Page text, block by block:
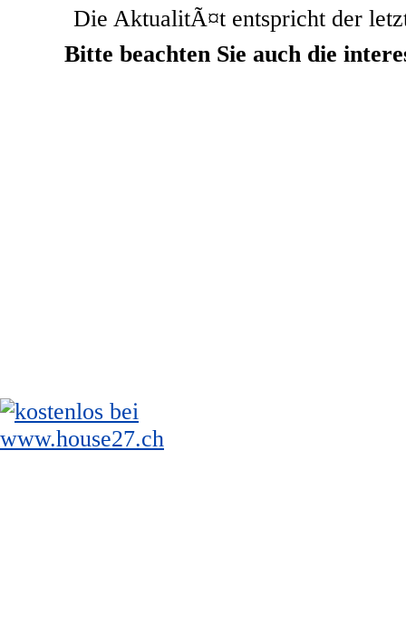
Die AktualitÃ¤t entspricht der
Bitte beachten Sie auch die